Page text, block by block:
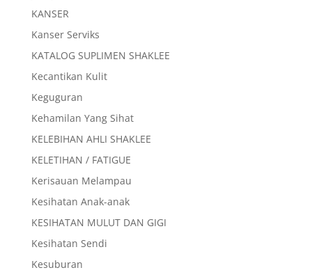
KANSER
Kanser Serviks
KATALOG SUPLIMEN SHAKLEE
Kecantikan Kulit
Keguguran
Kehamilan Yang Sihat
KELEBIHAN AHLI SHAKLEE
KELETIHAN / FATIGUE
Kerisauan Melampau
Kesihatan Anak-anak
KESIHATAN MULUT DAN GIGI
Kesihatan Sendi
Kesuburan